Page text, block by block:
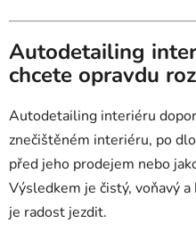
Autodetailing
chcete opravdu
Autodetailing interiéru
znečištěném interiéru, po
před jeho prodejem nebo
Výsledkem je čistý, voňavý
je radost jezdit.